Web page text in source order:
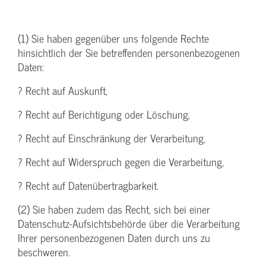
(1) Sie haben gegenüber uns folgende Rechte
hinsichtlich der Sie betreffenden personenbezogenen
Daten:
? Recht auf Auskunft,
? Recht auf Berichtigung oder Löschung,
? Recht auf Einschränkung der Verarbeitung,
? Recht auf Widerspruch gegen die Verarbeitung,
? Recht auf Datenübertragbarkeit.
(2) Sie haben zudem das Recht, sich bei einer
Datenschutz-Aufsichtsbehörde über die Verarbeitung
Ihrer personenbezogenen Daten durch uns zu
beschweren.